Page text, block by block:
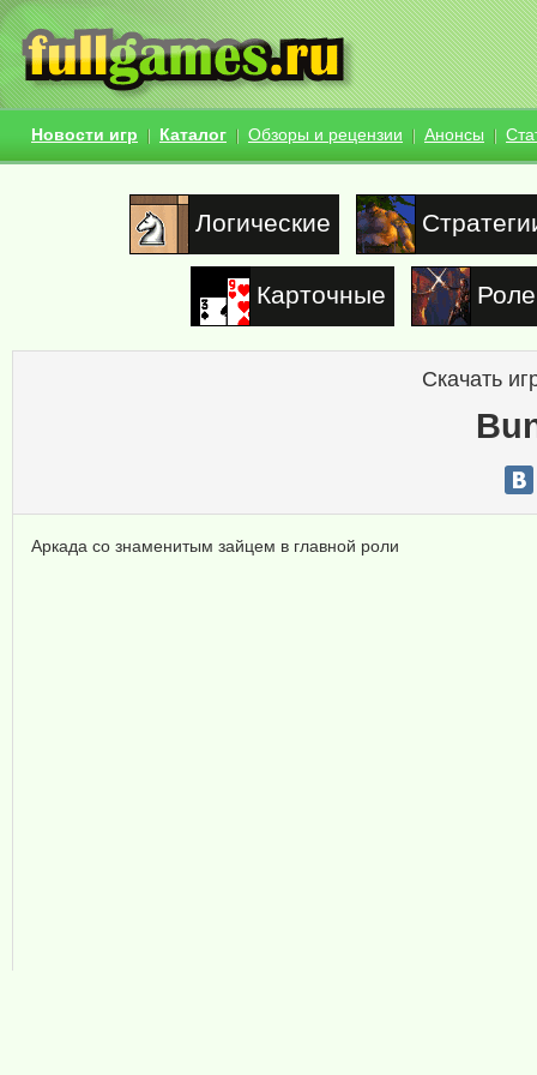
Новости игр Каталог Обзоры и рецензии Анонсы
Логические
Карточные
Скачать
Аркада со знаменитым зайцем в главной роли